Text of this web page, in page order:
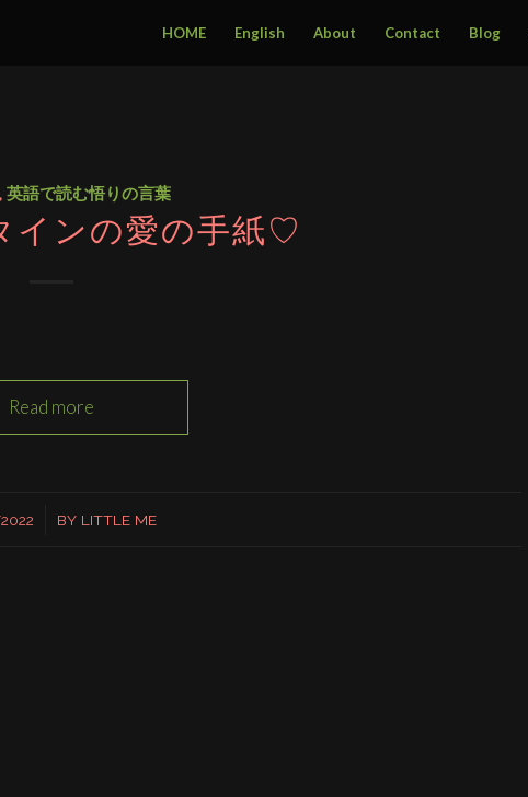
HOME English About Contact Blog
英語で読む悟りの言葉
インの愛の手紙♡
Read more
BY LITTLE ME